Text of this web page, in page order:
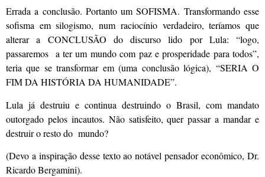
Errada a conclusão. Portanto um SOFISMA. Transformando esse
sofisma em silogismo, num raciocínio verdadeiro, teríamos que
alterar a CONCLUSÃO do discurso lido por Lula: “logo,
passaremos a ter um mundo com paz e prosperidade para todos”,
teria que se transformar em (uma conclusão lógica), “SERIA O
FIM DA HISTÓRIA DA HUMANIDADE”.
Lula já destruiu e continua destruindo o Brasil, com mandato
outorgado pelos incautos. Não satisfeito, quer passar a mandar e
destruir o resto do mundo?
(Devo a inspiração desse texto ao notável pensador econômico, Dr.
Ricardo Bergamini).